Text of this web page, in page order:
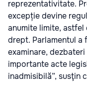
reprezentativitate.
excepție devine
anumite limite,
drept. Parlamentul a
examinare,
importante acte
inadmisibilă”, susţin